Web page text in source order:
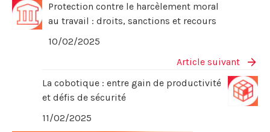
Protection contre le harcèlement moral
au travail : droits, sanctions et recours
10/02/2025
Article suivant
La cobotique : entre gain de productivité
et défis de sécurité
11/02/2025